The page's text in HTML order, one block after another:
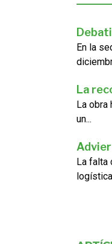
En la
La
La
un...
La falta